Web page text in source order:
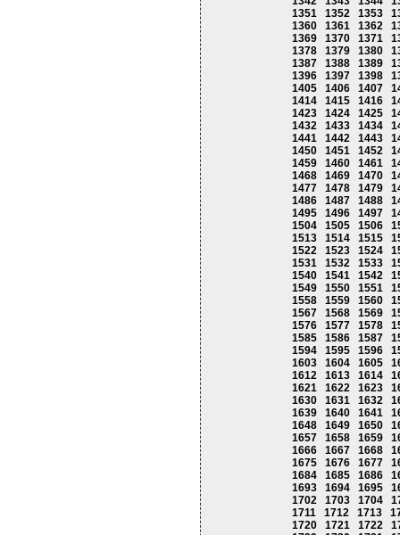
1351
1352 1353
1360
1361 1362
1369
1370 1371
1378
1379 1380
1387
1388 1389
1396
1397 1398
1405
1406 1407
1414
1415 1416
1423
1424 1425
1432
1433 1434
1441
1442 1443
1450
1451 1452
1459
1460 1461
1468
1469 1470
1477
1478 1479
1486
1487 1488
1495
1496 1497
1504
1505 1506
1513
1514 1515
1522
1523 1524
1531
1532 1533
1540
1541 1542
1549
1550 1551
1558
1559 1560
1567
1568 1569
1576
1577 1578
1585
1586 1587
1594
1595 1596
1603
1604 1605
1612
1613 1614
1621
1622 1623
1630
1631 1632
1639
1640 1641
1648
1649 1650
1657
1658 1659
1666
1667 1668
1675
1676 1677
1684
1685 1686
1693
1694 1695
1702
1703 1704
1711
1712 1713
1720
1721 1722